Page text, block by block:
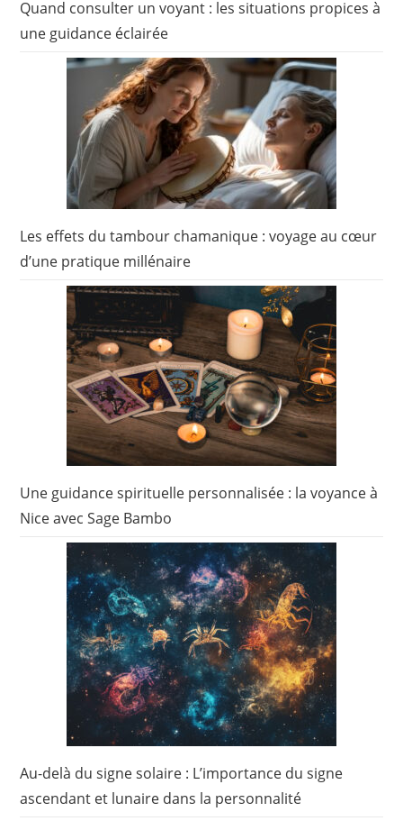
Quand consulter un voyant : les situations propices à
une guidance éclairée
Les effets du tambour chamanique : voyage au cœur
d’une pratique millénaire
Une guidance spirituelle personnalisée : la voyance à
Nice avec Sage Bambo
Au-delà du signe solaire : L’importance du signe
ascendant et lunaire dans la personnalité